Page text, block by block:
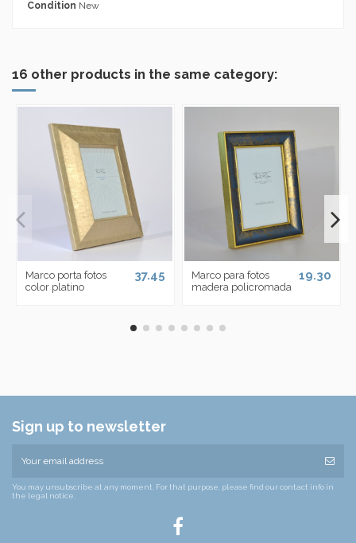
Condition New
16 other products in the same category:
Marco porta fotos
color platino
37.45
Marco para fotos
madera policromada
19.30
Sign up to newsletter
You may unsubscribe at any moment. For that purpose, please find our contact info in
the legal notice.